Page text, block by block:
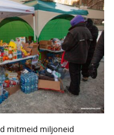
mitmeid miljoneid